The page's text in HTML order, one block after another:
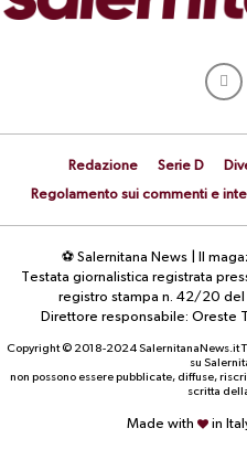
Redazione Serie D
Regolamento sui commenti e
⚽ Salernitana News | Il
Testata giornalistica registrata
registro stampa n. 42/20
Direttore responsabile: Oreste
Copyright © 2018-2024 SalernitanaNews.it
su
non possono essere pubblicate, diffuse,
scritta
Made with in